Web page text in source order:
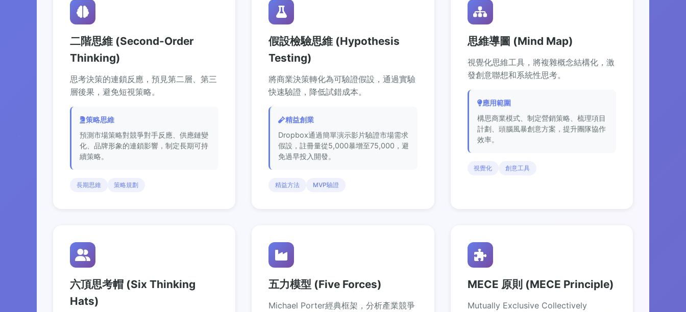
二階思維 (Second-Order
Thinking)
思考決策的連鎖反應，預見第二層、第三
層後果，避免短視策略。
策略思維
預測市場策略對競爭對手反應、供應鏈變
化、品牌形象的連鎖影響，制定長期可持
續策略。
長期思維 策略規劃
假設檢驗思維 (Hypothesis
Testing)
將商業決策轉化為可驗證假設，通過實驗
快速驗證，降低試錯成本。
精益創業
Dropbox通過簡單演示影片驗證市場需求
假設，註冊量從5,000暴增至75,000，避
免過早投入開發。
精益方法 MVP驗證
思維導圖 (Mind Map)
視覺化思維工具，將複雜概念結構化，激
發創意聯想和系統性思考。
應用範圍
構思商業模式、制定營銷策略、梳理項目
計劃、頭腦風暴創意方案，提升團隊協作
效率。
視覺化 創意工具
六頂思考帽 (Six Thinking
Hats)
五力模型 (Five Forces)
Michael Porter經典框架，分析產業競爭
MECE 原則 (MECE Principle)
Mutually Exclusive Collectively